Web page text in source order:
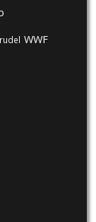
WWF